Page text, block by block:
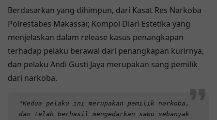
Berdasarkan yang dihimpun, dari Kasat Res Narkoba
Polrestabes Makassar, Kompol Diari Estetika yang
menjelaskan dalam release kasus penangkapan
terhadap pelaku berawal dari penangkapan kurirnya,
dan pelaku Andi Gusti Jaya merupakan sang pemilik
dari narkoba.
"Kedua pelaku ini merupakan pemilik narkoba,
dan telah berhasil mengedarkan sabu sebanyak